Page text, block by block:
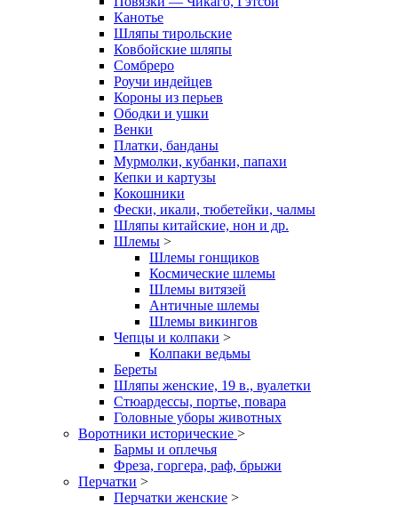
Канотье
Шляпы тирольские
Ковбойские шляпы
Сомбреро
Роучи индейцев
Короны из перьев
Ободки и ушки
Венки
Платки, банданы
Мурмолки, кубанки, папахи
Кепки и картузы
Кокошники
Фески, икали, тюбетейки, чалмы
Шляпы китайские, нон и др.
Шлемы >
Шлемы гонщиков
Космические шлемы
Шлемы витязей
Античные шлемы
Шлемы викингов
Чепцы и колпаки >
Колпаки ведьмы
Береты
Шляпы женские, 19 в., вуалетки
Стюардессы, портье, повара
Головные уборы животных
Воротники исторические >
Бармы и оплечья
Фреза, горгера, раф, брыжи
Перчатки >
Перчатки женские >